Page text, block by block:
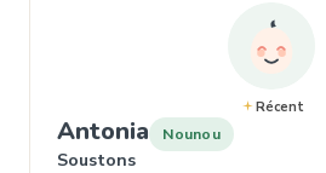
Récent
Antonia, Nounou à
Soustons
Nounou